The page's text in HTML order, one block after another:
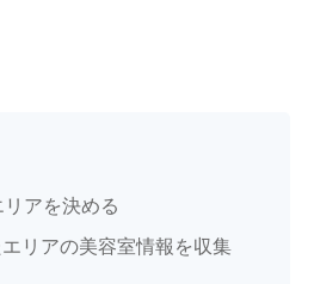
アを決める
リアの美容室情報を収集